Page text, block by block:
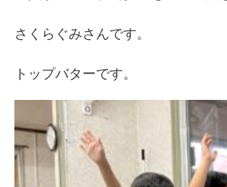
さくらぐみさんです。
トップバターです。